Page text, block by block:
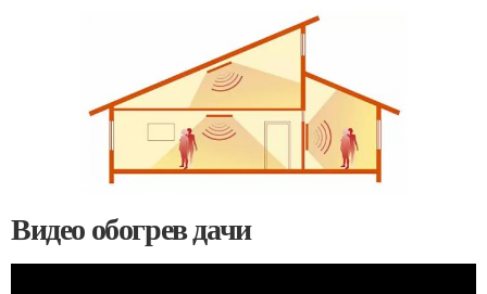
Видео обогрев дачи